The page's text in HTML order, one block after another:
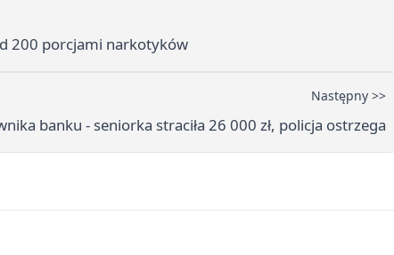
200 porcjami narkotyków
Następny >>
banku - seniorka straciła 26 000 zł, policja ostrzega